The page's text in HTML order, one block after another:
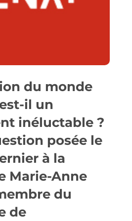
du monde
il un
inéluctable ?
posée le
à la
Marie-Anne
du
de